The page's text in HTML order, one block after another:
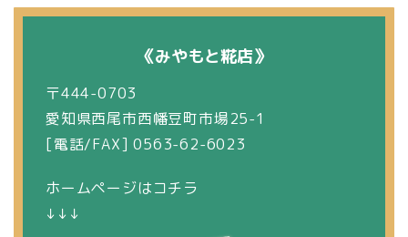
《みやもと糀店》
〒444-0703
愛知県西尾市西幡豆町市場25-1
[電話/FAX] 0563-62-6023
ホームページはコチラ
↓↓↓